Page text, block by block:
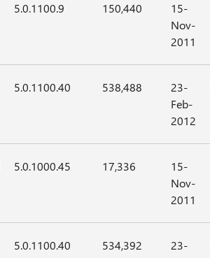
5.0.1100.9 150,440
15-
Nov-
2011
5.0.1100.40 538,488
23-
Feb-
2012
5.0.1000.45 17,336
15-
Nov-
2011
5.0.1100.40 534,392
23-